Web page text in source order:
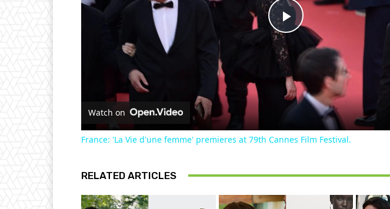
Play
Video
Watch on
France: 'La Vie d'une femme' premieres at 79th Cannes Film Festival.
RELATED ARTICLES